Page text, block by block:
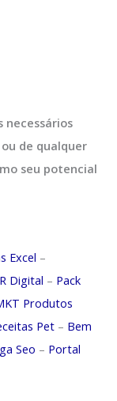
necessários
de qualquer
seu potencial
Excel –
Digital – Pack
Produtos
Pet – Bem
Seo – Portal